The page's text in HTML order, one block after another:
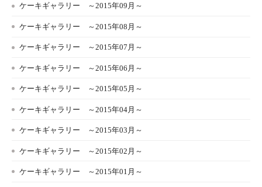
ケーキギャラリー ～2015年09月～
ケーキギャラリー ～2015年08月～
ケーキギャラリー ～2015年07月～
ケーキギャラリー ～2015年06月～
ケーキギャラリー ～2015年05月～
ケーキギャラリー ～2015年04月～
ケーキギャラリー ～2015年03月～
ケーキギャラリー ～2015年02月～
ケーキギャラリー ～2015年01月～